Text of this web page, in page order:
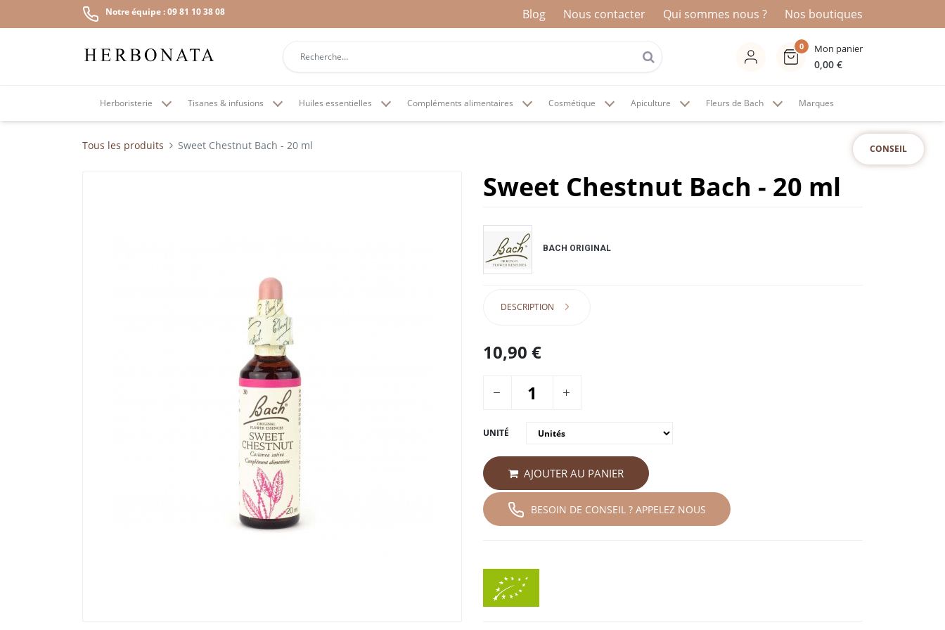
Notre équipe : 09 81 10 38 08 Blog Nous contacter Qui sommes nous ? Nos boutiques
0 Mon panier
0,00 €
Herboristerie Tisanes & infusions Huiles essentielles Compléments alimentaires Cosmétique Apiculture Fleurs de Bach Marques
CONSEIL
Tous les produits Sweet Chestnut Bach - 20 ml
Sweet Chestnut Bach - 20 ml
BACH ORIGINAL
DESCRIPTION
10,90 €
UNITÉ
AJOUTER AU PANIER
BESOIN DE CONSEIL ? APPELEZ NOUS